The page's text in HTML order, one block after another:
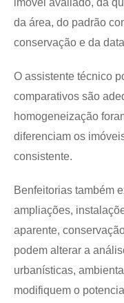
da área, do padrão
conservação e da
O assistente técnico
comparativos são
homogeneização
diferenciam os
consistente.
Benfeitorias também
ampliações,
aparente,
podem alterar a
urbanísticas,
modifiquem o